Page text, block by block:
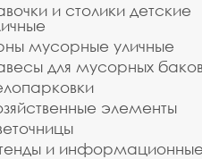
и столики детские
мусорные уличные
для мусорных
элементы
и